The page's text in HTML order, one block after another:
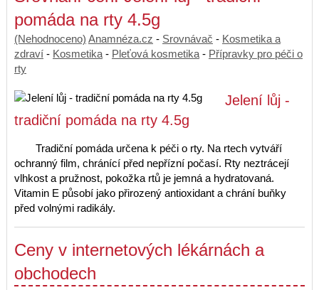
pomáda na rty 4.5g
(Nehodnoceno) Anamnéza.cz - Srovnávač - Kosmetika a
zdraví - Kosmetika - Pleťová kosmetika - Přípravky pro péči o
rty
Jelení lůj -
tradiční pomáda na rty 4.5g
Tradiční pomáda určena k péči o rty. Na rtech vytváří
ochranný film, chránící před nepřízní počasí. Rty neztrácejí
vlhkost a pružnost, pokožka rtů je jemná a hydratovaná.
Vitamin E působí jako přirozený antioxidant a chrání buňky
před volnými radikály.
Ceny v internetových lékárnách a
obchodech